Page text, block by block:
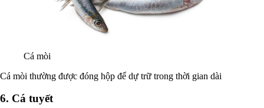
Cá mòi
Cá mòi thường được đóng hộp để dự trữ trong thời gian dài
6. Cá tuyết